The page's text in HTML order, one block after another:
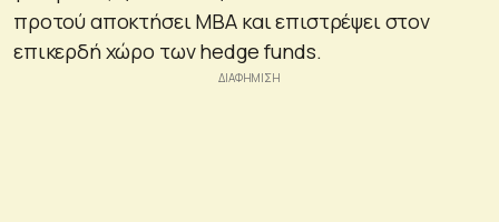
προτού αποκτήσει MBA και επιστρέψει στον
επικερδή χώρο των hedge funds.